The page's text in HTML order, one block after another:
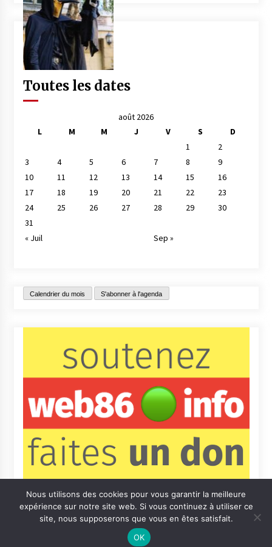
Toutes les dates
août 2026
L
M M J V S
D
1
2
3
4 5 6 7 8
9
10
11 12 13 14 15
16
17
18 19 20 21 22
23
24
25 26 27 28 29
30
31
« Juil
Sep »
Calendrier du mois S'abonner à l'agenda
Qui sommes-nous ? Informations légales
Nous utilisons des cookies pour vous garantir la meilleure
expérience sur notre site web. Si vous continuez à utiliser ce
site, nous supposerons que vous en êtes satisfait.
OK